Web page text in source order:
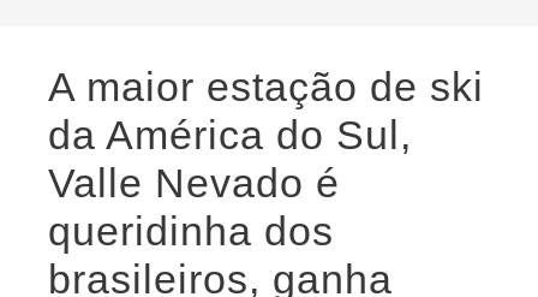
A maior estação de ski
da América do Sul,
Valle Nevado é
queridinha dos
brasileiros, ganha